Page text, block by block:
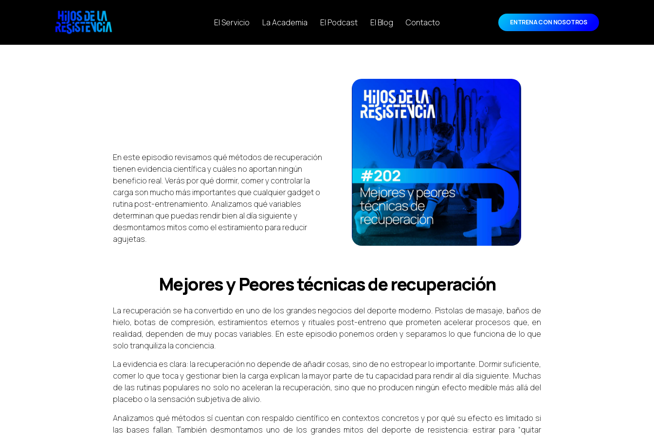
El Servicio La Academia El Podcast El Blog Contacto ENTRENA CON NOSOTROS
En este episodio revisamos qué métodos de recuperación
tienen evidencia científica y cuáles no aportan ningún
beneficio real. Verás por qué dormir, comer y controlar la
carga son mucho más importantes que cualquier gadget o
rutina post-entrenamiento. Analizamos qué variables
determinan que puedas rendir bien al día siguiente y
desmontamos mitos como el estiramiento para reducir
agujetas.
Mejores y Peores técnicas de recuperación
La recuperación se ha convertido en uno de los grandes negocios del deporte moderno. Pistolas de masaje, baños de
hielo, botas de compresión, estiramientos eternos y rituales post-entreno que prometen acelerar procesos que, en
realidad, dependen de muy pocas variables. En este episodio ponemos orden y separamos lo que funciona de lo que
solo tranquiliza la conciencia.
La evidencia es clara: la recuperación no depende de añadir cosas, sino de no estropear lo importante. Dormir suficiente,
comer lo que toca y gestionar bien la carga explican la mayor parte de tu capacidad para rendir al día siguiente. Muchas
de las rutinas populares no solo no aceleran la recuperación, sino que no producen ningún efecto medible más allá del
placebo o la sensación subjetiva de alivio.
Analizamos qué métodos sí cuentan con respaldo científico en contextos concretos y por qué su efecto es limitado si
las bases fallan. También desmontamos uno de los grandes mitos del deporte de resistencia: estirar para “quitar